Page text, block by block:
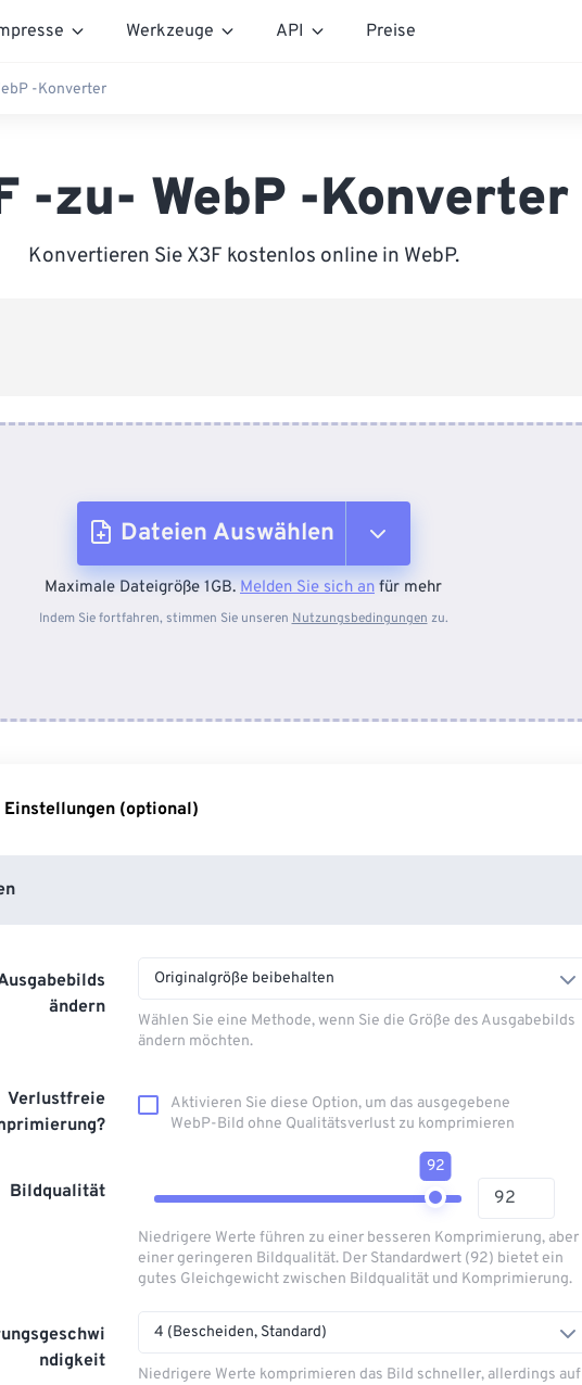
Werkzeuge API Preise
-Konverter
-zu- WebP -Konverter
Konvertieren Sie X3F kostenlos online in WebP.
Dateien Auswählen
Vom Gerät
Maximale Dateigröße 1GB. Melden Sie sich an für mehr
Indem Sie fortfahren, stimmen Sie unseren Nutzungsbedingungen zu.
(optional)
ändern
Originalgröße beibehalten
Wählen Sie eine Methode, wenn Sie die Größe des Ausgabebilds
ändern möchten.
Verlustfreie
Aktivieren Sie diese Option, um das ausgegebene
WebP-Bild ohne Qualitätsverlust zu komprimieren
Bildqualität
92
Niedrigere Werte führen zu einer besseren Komprimierung, aber
einer geringeren Bildqualität. Der Standardwert (92) bietet ein
gutes Gleichgewicht zwischen Bildqualität und Komprimierung.
ndigkeit
4 (Bescheiden, Standard)
Niedrigere Werte komprimieren das Bild schneller, allerdings auf